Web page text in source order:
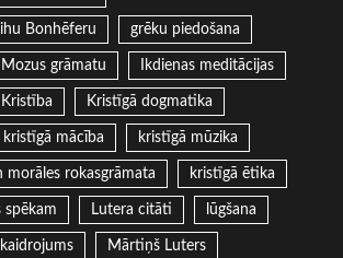
Bonhēferu grēku piedošana
Mozus grāmatu Ikdienas meditācijas
Kristība Kristīgā dogmatika
kristīgā mācība kristīgā mūzika
morāles rokasgrāmata kristīgā ētika
spēkam Lutera citāti lūgšana
Mārtiņš Luters